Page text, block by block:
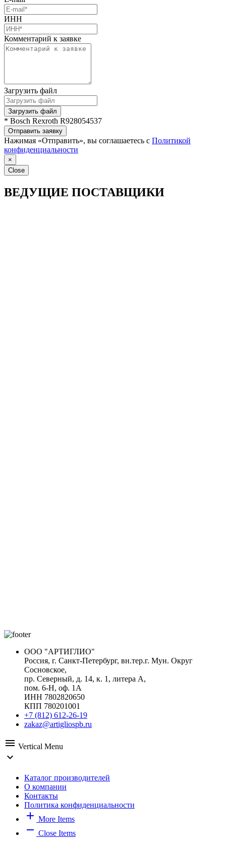
ИНН
Комментарий к заявке
Загрузить файл
Загрузить файл
* Bosch Rexroth R928054537
Отправить заявку
Нажимая «Отправить», вы соглашаетесь с Политикой
конфиденциальности
×
Close
ВЕДУЩИЕ ПОСТАВЩИКИ
ООО "АРТИГЛИО"
Россия, г. Санкт-Петербург, вн.тер.г. Мун. Округ
Сосновское,
пр. Северный, д. 14, к. 1, литера А,
пом. 6-Н, оф. 1А
ИНН 7802820650
КПП 780201001
+7 (812) 612-26-19
zakaz@artigliospb.ru
menu Vertical Menu
expand_more
Каталог производителей
О компании
Контакты
Политика конфиденциальности
add More Items
remove Close Items